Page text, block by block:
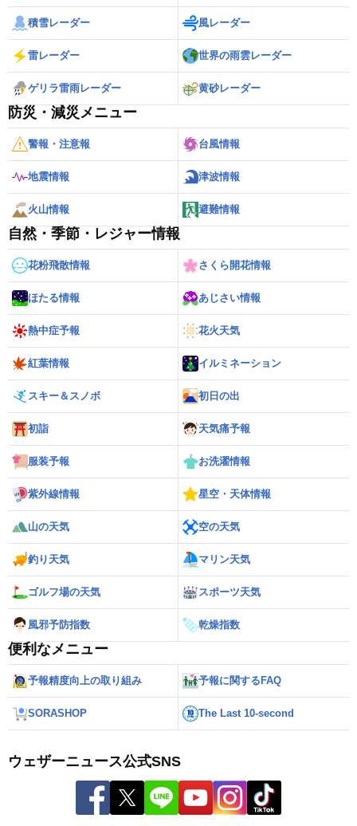
積雪レーダー 風レーダー
雷レーダー 世界の雨雲レーダー
ゲリラ雷雨レーダー 黄砂レーダー
防災・減災メニュー
警報・注意報 台風情報
地震情報 津波情報
火山情報 避難情報
自然・季節・レジャー情報
花粉飛散情報 さくら開花情報
ほたる情報 あじさい情報
熱中症予報 花火天気
紅葉情報 イルミネーション
スキー＆スノボ 初日の出
初詣 天気痛予報
服装予報 お洗濯情報
紫外線情報 星空・天体情報
山の天気 空の天気
釣り天気 マリン天気
ゴルフ場の天気 スポーツ天気
風邪予防指数 乾燥指数
便利なメニュー
予報精度向上の取り組み 予報に関するFAQ
SORASHOP The Last 10-second
ウェザーニュース公式SNS